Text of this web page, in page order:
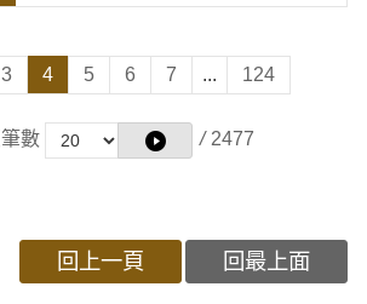
3 4 5 6 7 ... 124
數 / 2477
回上一頁 回最上面